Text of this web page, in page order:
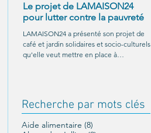
Le projet de LAMAISON24
pour lutter contre la pauvreté
LAMAISON24 a présenté son projet de
café et jardin solidaires et socio-culturels
qu'elle veut mettre en place à
Recherche par mots clés
Aide alimentaire (8)